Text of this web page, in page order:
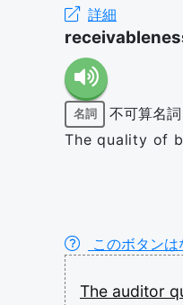
詳細
名詞
不可算名詞
The quality of
このボタンは
The auditor